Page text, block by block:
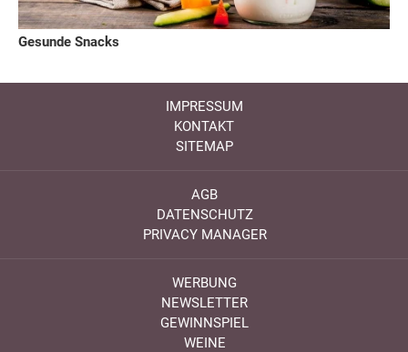
Gesunde Snacks
IMPRESSUM
KONTAKT
SITEMAP
AGB
DATENSCHUTZ
PRIVACY MANAGER
WERBUNG
NEWSLETTER
GEWINNSPIEL
WEINE